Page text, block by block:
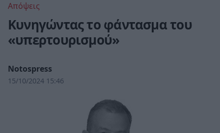
Απόψεις
Κυνηγώντας το φάντασμα του
«υπερτουρισμού»
Notospress
15/10/2024 15:46